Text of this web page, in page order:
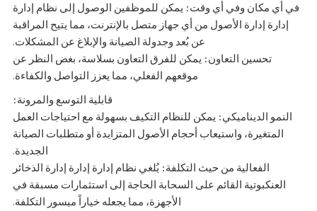
في أي مكان وفي أي وقت: يمكن للموظفين الوصول إلى نظام إدارة
إدارة إدارة الأصول من أي جهاز متصل بالإنترنت، مما يتيح المراقبة
عن بُعد وجدولة الصيانة والإبلاغ عن المشكلات.
تحسين التعاون: يمكن للفرق التعاون بسلاسة، بغض النظر عن
موقعهم الفعلي، مما يعزز التواصل والكفاءة.
قابلية التوسع والمرونة:
النمو الديناميكي: يمكن للنظام التكيف بسهولة مع احتياجات العمل
المتغيرة، واستيعاب أحجام الأصول المتزايدة أو متطلبات الصيانة
الجديدة.
الفعالية من حيث التكلفة: يُلغي نظام إدارة إدارة إدارة الذخائر
العنكبوتية القائم على السحابة الحاجة إلى استثمارات مسبقة في
الأجهزة، مما يجعله خياراً ميسور التكلفة.